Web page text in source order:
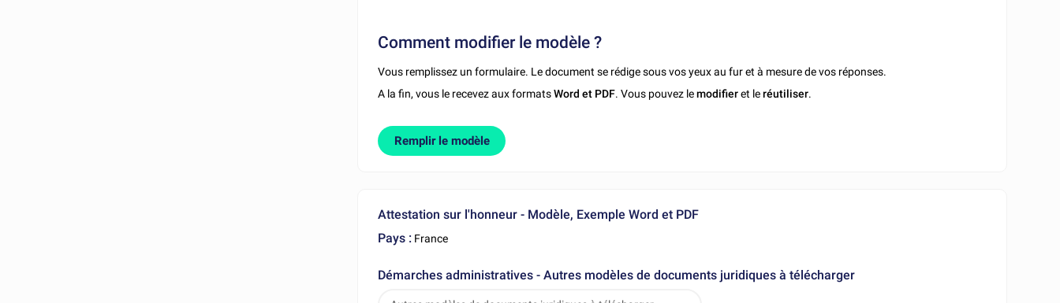
Comment modifier le modèle ?
Vous remplissez un formulaire. Le document se rédige sous vos yeux au fur et à mesure de vos réponses.
A la fin, vous le recevez aux formatsWord et PDF. Vous pouvez lemodifieret leréutiliser.
Remplir le modèle
Attestation sur l'honneur - Modèle, Exemple Word et PDF
Pays : France
Démarches administratives - Autres modèles de documents juridiques à télécharger